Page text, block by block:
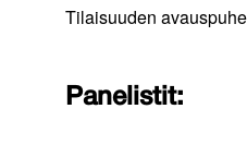
Tilaisuuden
Panelistit: